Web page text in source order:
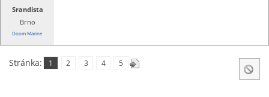
Srandista
Brno
Doom Marine
Stránka: 1 2 3 4 5